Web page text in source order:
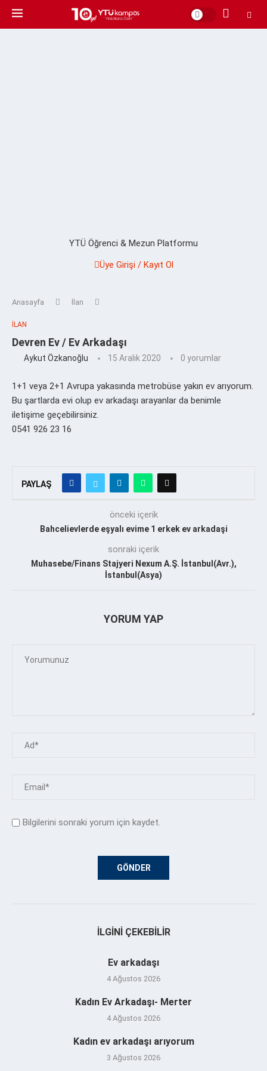
YTÜ Öğrenci & Mezun Platformu
Üye Girişi / Kayıt Ol
Anasayfa İlan
İLAN
Devren Ev / Ev Arkadaşı
Aykut Özkanoğlu 15 Aralık 2020 0 yorumlar
1+1 veya 2+1 Avrupa yakasında metrobüse yakın ev arıyorum.
Bu şartlarda evi olup ev arkadaşı arayanlar da benimle
iletişime geçebilirsiniz.
0541 926 23 16
PAYLAŞ
önceki içerik
Bahcelievlerde eşyalı evime 1 erkek ev arkadaşi
sonraki içerik
Muhasebe/Finans Stajyeri Nexum A.Ş. İstanbul(Avr.),
İstanbul(Asya)
YORUM YAP
Bilgilerini sonraki yorum için kaydet.
İLGINI ÇEKEBILIR
Ev arkadaşı
4 Ağustos 2026
Kadın Ev Arkadaşı- Merter
4 Ağustos 2026
Kadın ev arkadaşı arıyorum
3 Ağustos 2026